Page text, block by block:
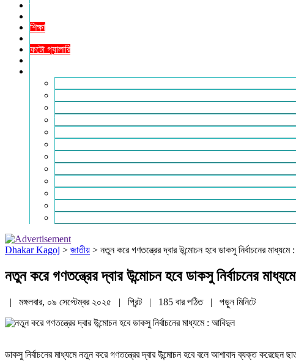
শিক্ষা
ফটো গ্যালারি
Dhakar Kagoj > জাতীয় > নতুন করে গণতন্ত্রের দ্বার উন্মোচন হবে ডাকসু নির্বাচনের
নতুন করে গণতন্ত্রের দ্বার উন্মোচন হবে ডাকসু নির্বাচনের
| মঙ্গলবার, ০৯ সেপ্টেম্বর ২০২৫ | প্রিন্ট | 185 বার পঠিত | পড়ুনমিনিটে
ডাকসু নির্বাচনের মাধ্যমে নতুন করে গণতন্ত্রের দ্বার উন্মোচন হবে বলে আশাবাদ ব্যক্ত করেছেন